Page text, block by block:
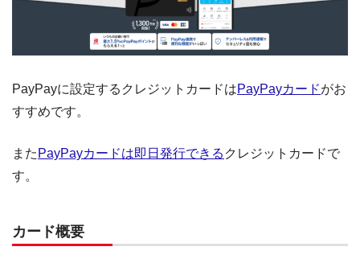
PayPayに設定するクレジットカードはPayPayカードがお
すすめです。
また PayPayカードは即日発行できる クレジットカードで
す。
カード概要